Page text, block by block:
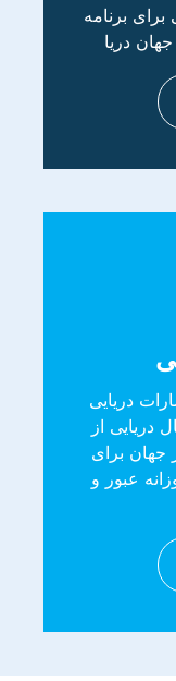
برنامه
دریا
دریایی
دریایی از
جهان برای
عبور و